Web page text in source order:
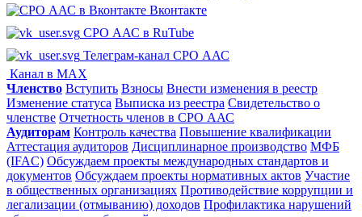
Вконтакте
СРО ААС в RuTube
Телеграм-канал СРО ААС
Канал в MAX
Членство Вступить Взносы Внести изменения в реестр
Изменение статуса Выписка из реестра Свидетельство о
членстве Отчетность членов в СРО ААС
Аудиторам Контроль качества Повышение квалификации
Аттестация аудиторов Дисциплинарное производство МФБ
(IFAC) Обсуждаем проекты международных стандартов и
документов Обсуждаем проекты нормативных актов Участие
в общественных организациях Противодействие коррупции и
легализации (отмыванию) доходов Профилактика нарушений